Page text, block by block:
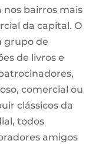
nos bairros mais
da capital. O
grupo de
de livros e
comercial ou
clássicos da
todos
amigos